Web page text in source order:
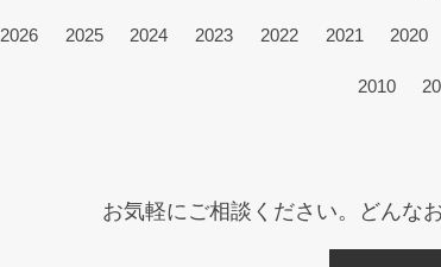
2026 2025 2024 2023 2022 2021 2020
2010
お気軽にご相談ください。 どんな